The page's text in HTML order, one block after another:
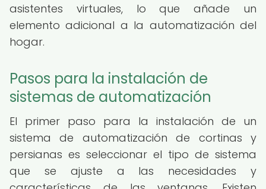
asistentes virtuales, lo que añade un
elemento adicional a la automatización del
hogar.
Pasos para la instalación de
sistemas de automatización
El primer paso para la instalación de un
sistema de automatización de cortinas y
persianas es seleccionar el tipo de sistema
que se ajuste a las necesidades y